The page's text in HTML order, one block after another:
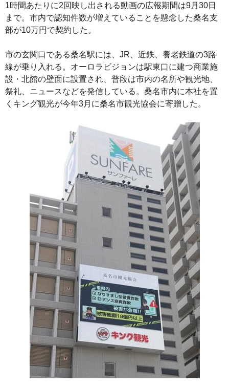
1時間あたりに2回映し出される動画の広報期間は9月30日
まで。市内で認知件数が増えていることを懸念した桑名支
部が10万円で契約した。
市の玄関口である桑名駅には、JR、近鉄、養老鉄道の3路
線が乗り入れる。オーロラビジョンは駅東口に建つ商業施
設・北館の壁面に設置され、普段は市内の名所や観光地、
祭礼、ニュースなどを発信している。桑名市内に本社を置
くキング観光が今年3月に桑名市観光協会に寄贈した。